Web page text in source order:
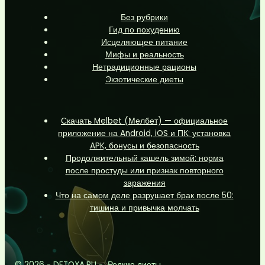
Без рубрики
Гид по похудению
Исцеляющее питание
Мифы и реальность
Нетрадиционные рационы
Экзотические диеты
Скачать Melbet (Мелбет) — официальное
приложение на Android, iOS и ПК: установка
APK, бонусы и безопасность
Продолжительный кашель зимой: норма
после простуды или признак повторного
заражения
Что на самом деле разрушает брак после 50:
тишина и привычка молчать